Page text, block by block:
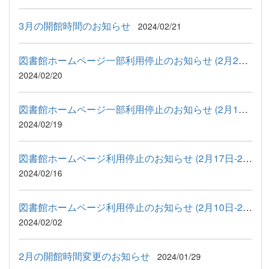
3月の開館時間のお知らせ 2024/02/21
図書館ホームページ一部利用停止のお知らせ (2月20日)
2024/02/20
図書館ホームページ一部利用停止のお知らせ (2月19日)
2024/02/19
図書館ホームページ利用停止のお知らせ (2月17日-2月18日)
2024/02/16
図書館ホームページ利用停止のお知らせ (2月10日-2月13日)
2024/02/02
2月の開館時間変更のお知らせ 2024/01/29